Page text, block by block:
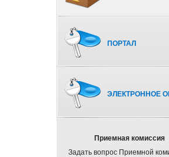
ПОРТАЛ
ЭЛЕКТРОННОЕ
Приемная комиссия
Задать вопрос Приемной